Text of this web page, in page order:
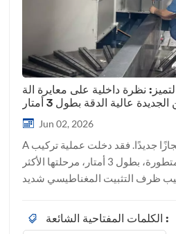
نظرة داخلية على معايرة آلة
عالية الدقة بطول 3 أمتار
Jun 02, 2026
A يشهد مصنعنا المتطور إنجازًا جديدًا. فقد دخلت عملية تركيب
آلة الطحن عالية الدقة المتطورة، بطول 3 أمتار، مرحلتها الأكثر
ظرف التثبيت المغناطيسي شديد
عالية الدقة واسعة النطاق. وإدراكًا
لجودة منتجاتنا، يحرص رئيس مجلس
الكلمات المفتاحية الشائعة :